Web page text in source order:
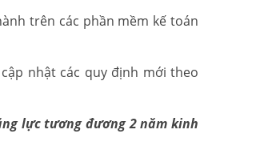
trên các phần mềm kế toán
nhật các quy định mới theo
lực tương đương 2 năm kinh